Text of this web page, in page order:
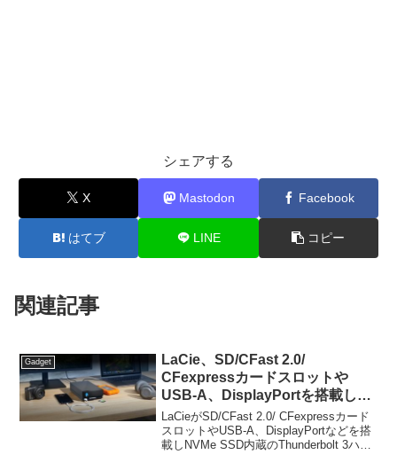
シェアする
X Mastodon Facebook
はてブ LINE コピー
関連記事
Gadget
LaCie、SD/CFast 2.0/
CFexpressカードスロットや
USB-A、DisplayPortを搭載し
NVMe SSD内蔵のThunderbolt 3
ハブ「LaCie 1big Dock SSD
Pro」などを発売。
LaCieがSD/CFast 2.0/ CFexpressカード
スロットやUSB-A、DisplayPortなどを搭
載しNVMe SSD内蔵のThunderbolt 3ハブ